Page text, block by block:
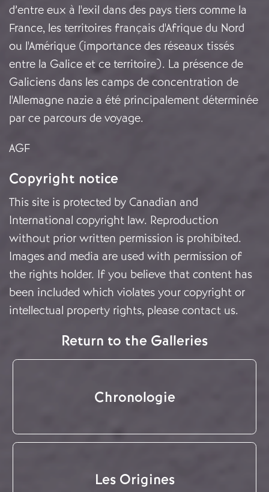
d’entre eux à l'exil dans des pays tiers comme la
France, les territoires français d'Afrique du Nord
ou l'Amérique (importance des réseaux tissés
entre la Galice et ce territoire). La présence de
Galiciens dans les camps de concentration de
l'Allemagne nazie a été principalement déterminée
par ce parcours de voyage.
AGF
Copyright notice
This site is protected by Canadian and
International copyright law. Reproduction
without prior written permission is prohibited.
Images and media are used with permission of
the rights holder. If you believe that content has
been included which violates your copyright or
intellectual property rights, please contact us.
Return to the Galleries
Chronologie
Les Origines